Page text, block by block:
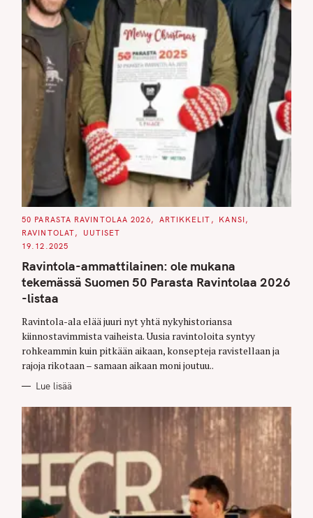
C
T
E
O
R
I
E
50 PARASTA RAVINTOLAA 2026 ARTIKKELIT
KANSI
RAVINTOLAT
UUTISET
19.12.2025
Ravintola-ammattilainen: ole mukana
tekemässä Suomen 50 Parasta Ravintolaa 2026
-listaa
Ravintola-ala elää juuri nyt yhtä nykyhistoriansa
kiinnostavimmista vaiheista. Uusia ravintoloita syntyy
rohkeammin kuin pitkään aikaan, konsepteja ravistellaan ja
rajoja rikotaan – samaan aikaan moni joutuu..
Lue lisää